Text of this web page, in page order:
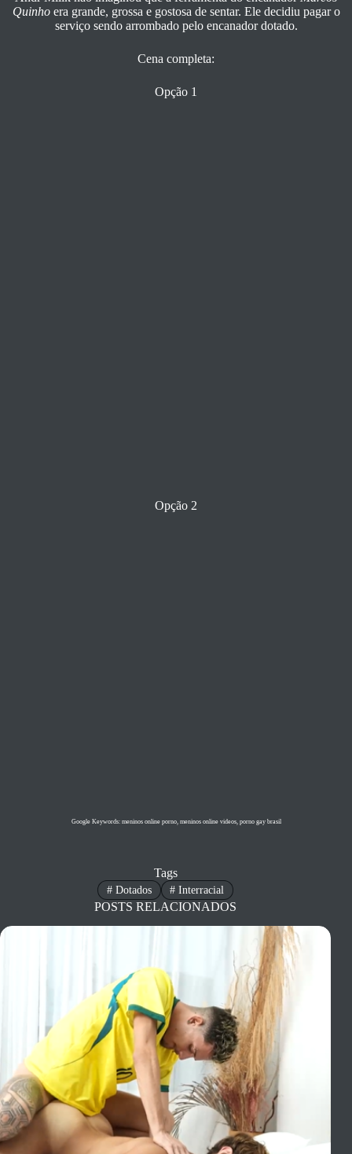
Quinhoera grande, grossa e gostosa de sentar. Ele decidiu pagar o
serviço sendo arrombado pelo encanador dotado.
Cena completa:
Opção 1
Opção 2
Google Keywords: meninos online porno, meninos online videos, porno gay brasil
Tags
#Dotados # Interracial
POSTS RELACIONADOS